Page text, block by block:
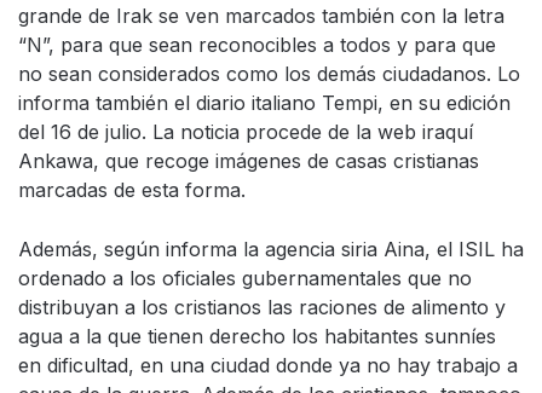
grande de Irak se ven marcados también con la letra
“N”, para que sean reconocibles a todos y para que
no sean considerados como los demás ciudadanos. Lo
informa también el diario italiano Tempi, en su edición
del 16 de julio. La noticia procede de la web iraquí
Ankawa, que recoge imágenes de casas cristianas
marcadas de esta forma.
Además, según informa la agencia siria Aina, el ISIL ha
ordenado a los oficiales gubernamentales que no
distribuyan a los cristianos las raciones de alimento y
agua a la que tienen derecho los habitantes sunníes
en dificultad, en una ciudad donde ya no hay trabajo a